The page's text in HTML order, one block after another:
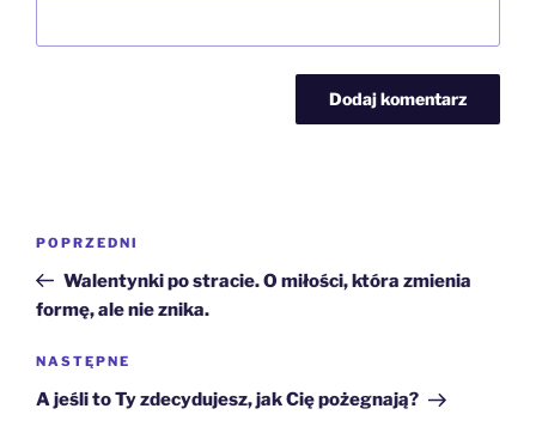
Poprzedni
wpis
POPRZEDNI
Walentynki po stracie. O miłości, która zmienia
formę, ale nie znika.
Następny
wpis
NASTĘPNE
A jeśli to Ty zdecydujesz, jak Cię pożegnają?